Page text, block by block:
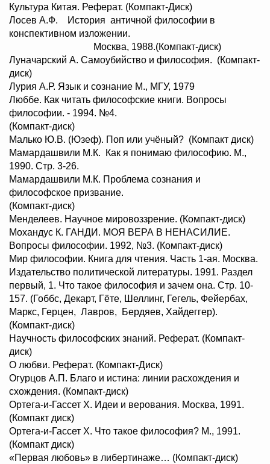
Культура Китая. Реферат. (Компакт-Диск)
Лосев А.Ф. История античной философии в
конспективном изложении.
Москва, 1988.(Компакт-диск)
Луначарский А. Самоубийство и философия. (Компакт-
диск)
Лурия А.Р. Язык и сознание М., МГУ, 1979
Люббе. Как читать философские книги. Вопросы
философии. - 1994. №4.
(Компакт-диск)
Малько Ю.В. (Юзеф). Поп или учёный? (Компакт диск)
Мамардашвили М.К. Как я понимаю философию. М.,
1990. Стр. 3-26.
Мамардашвили М.К. Проблема сознания и
философское призвание.
(Компакт-диск)
Менделеев. Научное мировоззрение. (Компакт-диск)
Мохандус К. ГАНДИ. МОЯ ВЕРА В НЕНАСИЛИЕ.
Вопросы философии. 1992, №3. (Компакт-диск)
Мир философии. Книга для чтения. Часть 1-ая. Москва.
Издательство политической литературы. 1991. Раздел
первый, 1. Что такое философия и зачем она. Стр. 10-
157. (Гоббс, Декарт, Гёте, Шеллинг, Гегель, Фейербах,
Маркс, Герцен, Лавров, Бердяев, Хайдеггер).
(Компакт-диск)
Научность философских знаний. Реферат. (Компакт-
диск)
О любви. Реферат. (Компакт-Диск)
Огурцов А.П. Благо и истина: линии расхождения и
схождения. (Компакт-диск)
Ортега-и-Гассет Х. Идеи и верования. Москва, 1991.
(Компакт диск)
Ортега-и-Гассет Х. Что такое философия? М., 1991.
(Компакт диск)
«Первая любовь» в либертинаже… (Компакт-диск)